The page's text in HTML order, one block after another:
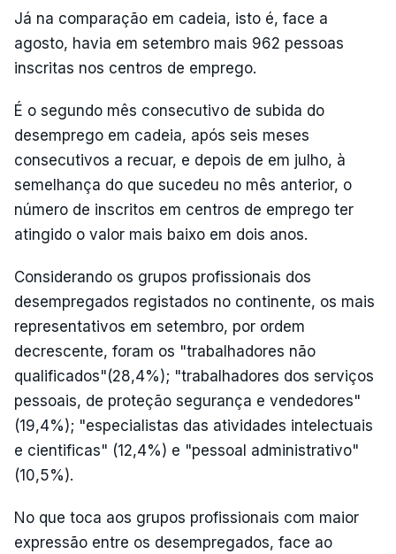
Já na comparação em cadeia, isto é, face a
agosto, havia em setembro mais 962 pessoas
inscritas nos centros de emprego.
É o segundo mês consecutivo de subida do
desemprego em cadeia, após seis meses
consecutivos a recuar, e depois de em julho, à
semelhança do que sucedeu no mês anterior, o
número de inscritos em centros de emprego ter
atingido o valor mais baixo em dois anos.
Considerando os grupos profissionais dos
desempregados registados no continente, os mais
representativos em setembro, por ordem
decrescente, foram os "trabalhadores não
qualificados"(28,4%); "trabalhadores dos serviços
pessoais, de proteção segurança e vendedores"
(19,4%); "especialistas das atividades intelectuais
e cientificas" (12,4%) e "pessoal administrativo"
(10,5%).
No que toca aos grupos profissionais com maior
expressão entre os desempregados, face ao